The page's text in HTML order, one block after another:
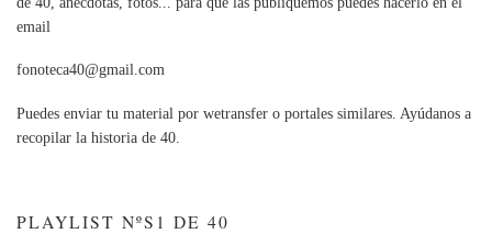
email
fonoteca40@gmail.com
Puedes enviar tu material por wetransfer o portales similares. Ayúdanos a
recopilar la historia de 40.
PLAYLIST NºS1 DE 40